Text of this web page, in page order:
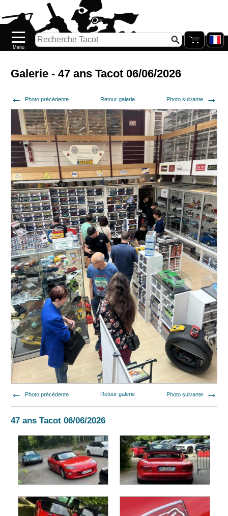
Galerie - 47 ans Tacot 06/06/2026
Photo précédente Retour galerie Photo suivante
Photo précédente Retour galerie Photo suivante
47 ans Tacot 06/06/2026
Nouveautés
Catalogue/Stock
PETITS
PRIX
Réassort
Seconde
main
Galerie